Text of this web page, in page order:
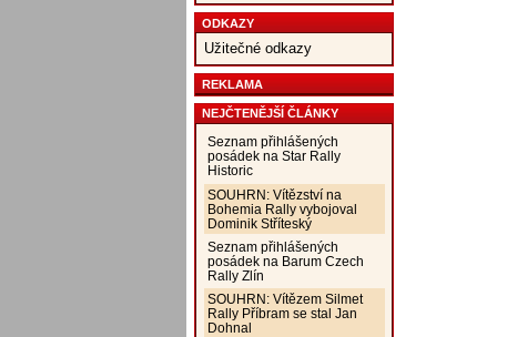
ODKAZY
Užitečné odkazy
REKLAMA
NEJČTENĚJŠÍ ČLÁNKY
Seznam přihlášených
posádek na Star Rally
Historic
SOUHRN: Vítězství na
Bohemia Rally vybojoval
Dominik Stříteský
Seznam přihlášených
posádek na Barum Czech
Rally Zlín
SOUHRN: Vítězem Silmet
Rally Příbram se stal Jan
Dohnal